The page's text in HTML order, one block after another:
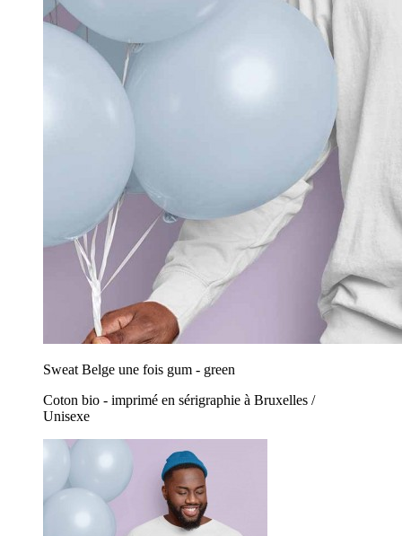
Sweat Belge une fois gum - green
Coton bio - imprimé en sérigraphie à Bruxelles /
Unisexe